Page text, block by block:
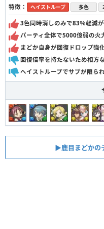
特徴： ヘイストループ 多色
3色同時消しのみで83％軽減
パーティ全体で5000億弱の火
まどか自身が回復ドロップ強
回復倍率を持たないため相方
ヘイストループでサブが限ら
▶︎鹿目まどかの